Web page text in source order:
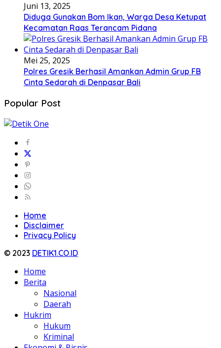
Juni 13, 2025
Diduga Gunakan Bom Ikan, Warga Desa Ketupat
Kecamatan Raas Terancam Pidana
Mei 25, 2025
Polres Gresik Berhasil Amankan Admin Grup FB
Cinta Sedarah di Denpasar Bali
Popular Post
Home
Disclaimer
Privacy Policy
© 2023 DETIK1.CO.ID
Home
Berita
Nasional
Daerah
Hukrim
Hukum
Kriminal